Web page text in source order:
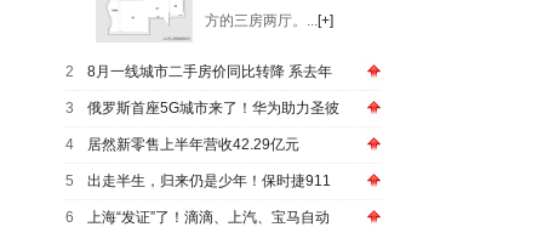
方的三房两厅。...[+]
2 8月一线城市二手房价同比转降 系去年
3 俄罗斯首座5G城市来了！华为助力圣彼
4 居然新零售上半年营收42.29亿元
5 出走半生，归来仍是少年！保时捷911
6 上海“发证”了！滴滴、上汽、宝马自动